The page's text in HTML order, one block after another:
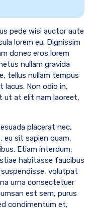
pede wisi auctor aute
lorem eu. Dignissim
donec eros lorem
nullam gravida
tellus nullam tempus
lacus. Non odio in,
ut at elit nam laoreet,
placerat nec,
eu sit sapien quam,
Etiam interdum,
habitasse faucibus
volutpat
urna consectetuer
est sem, purus
condimentum et,